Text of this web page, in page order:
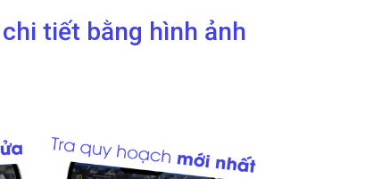
tiết bằng hình ảnh